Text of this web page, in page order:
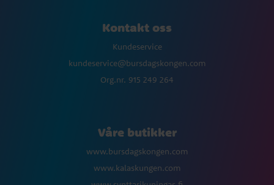
Kontakt oss
Kundeservice
kundeservice@bursdagskongen.com
Org.nr. 915 249 264
Våre butikker
www.bursdagskongen.com
www.kalaskungen.com